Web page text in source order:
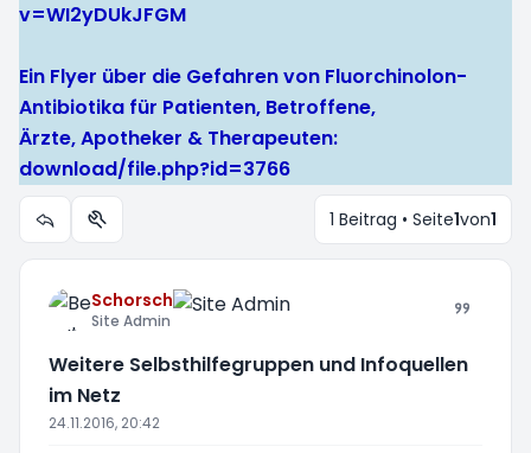
v=WI2yDUkJFGM
Ein Flyer über die Gefahren von Fluorchinolon-
Antibiotika für Patienten, Betroffene,
Ärzte, Apotheker & Therapeuten:
download/file.php?id=3766
Themen-Optionen 1 Beitrag • Seite1von1
Schorsch
Site Admin
Weitere Selbsthilfegruppen und Infoquellen
im Netz
24.11.2016, 20:42